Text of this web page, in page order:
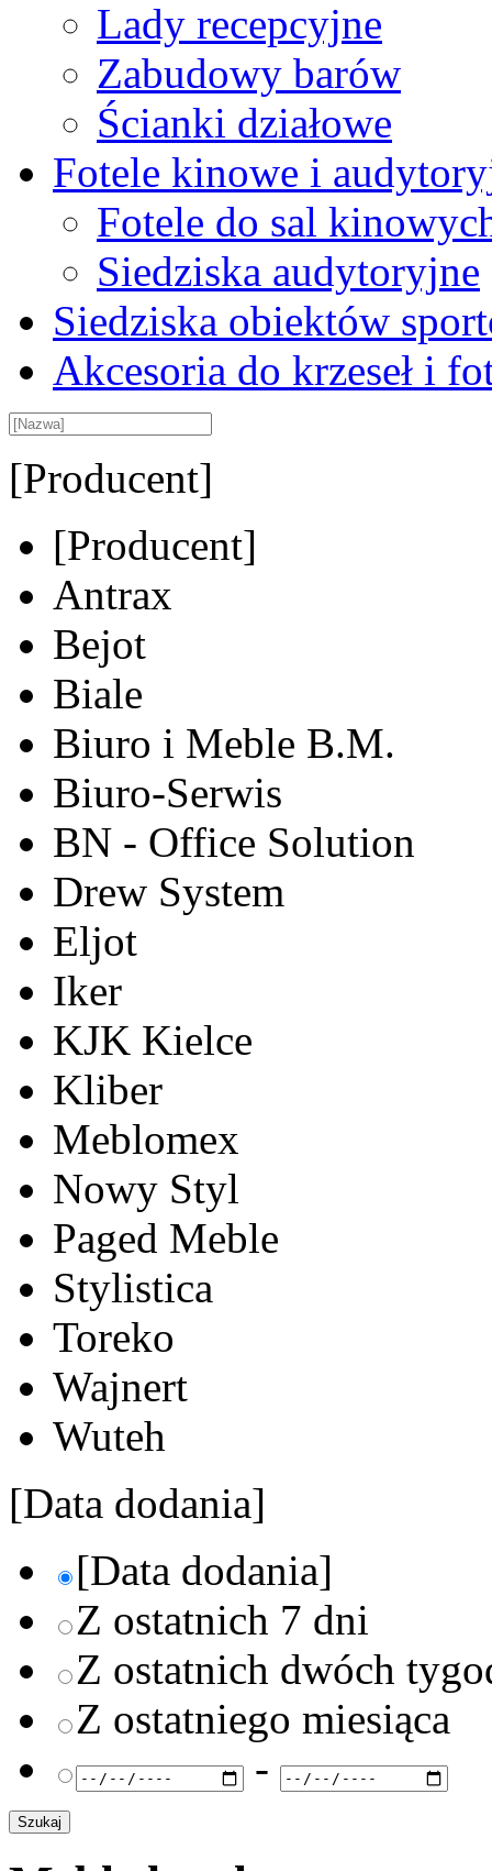
Lady recepcyjne
Zabudowy barów
Ścianki działowe
Fotele kinowe i
Fotele do sal
Siedziska audytoryjne
Siedziska obiektów
Akcesoria do krzeseł i
[Producent]
[Producent]
Antrax
Bejot
Biale
Biuro i Meble B.M.
Biuro-Serwis
BN - Office Solution
Drew System
Eljot
Iker
KJK Kielce
Kliber
Meblomex
Nowy Styl
Paged Meble
Stylistica
Toreko
Wajnert
Wuteh
[Data dodania]
[Data dodania]
Z ostatnich 7 dni
Z ostatnich dwóch
Z ostatniego miesiąca
-